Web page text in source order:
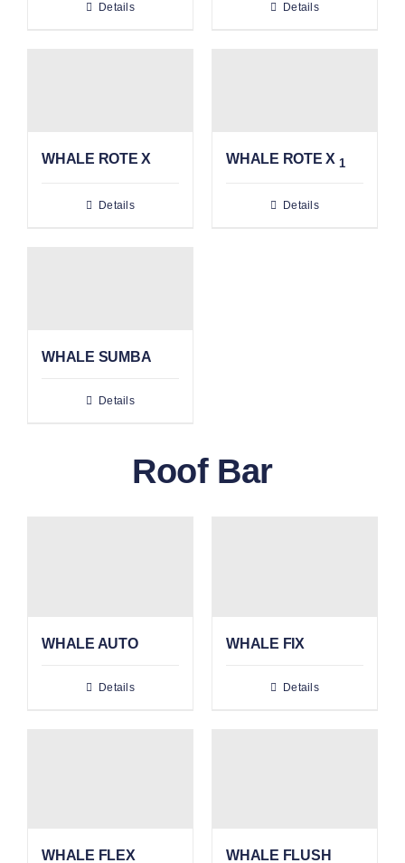
Details Details
WHALE ROTE X
Details
WHALE ROTE X 1
Details
WHALE SUMBA
Details
Roof Bar
WHALE AUTO
Details
WHALE FIX
Details
WHALE FLEX WHALE FLUSH